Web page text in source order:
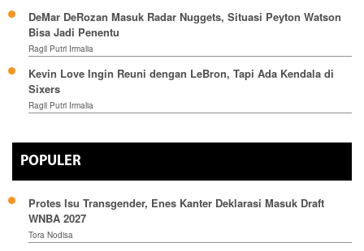
DeMar DeRozan Masuk Radar Nuggets, Situasi Peyton Watson
Bisa Jadi Penentu
Ragil Putri Irmalia
Kevin Love Ingin Reuni dengan LeBron, Tapi Ada Kendala di
Sixers
Ragil Putri Irmalia
POPULER
Protes Isu Transgender, Enes Kanter Deklarasi Masuk Draft
WNBA 2027
Tora Nodisa